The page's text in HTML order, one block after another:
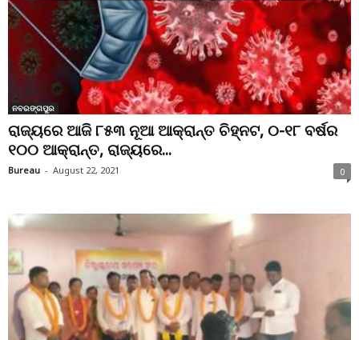
ନବରଙ୍ଗପୁର
ରାଜ୍ୟରେ ଆଜି ୮୫୩ ନୂଆ ଆକ୍ରାନ୍ତ ଚିହ୍ନଟ, ୦-୧୮ ବର୍ଷର
୧୦୦ ଆକ୍ରାନ୍ତ, ରାଜ୍ୟରେ...
Bureau - August 22, 2021 0